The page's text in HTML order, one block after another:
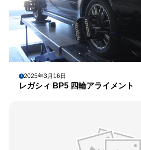
2025年3月16日
レガシィ BP5 四輪アライメント